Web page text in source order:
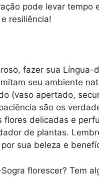
pode levar tempo
resiliência!
fazer sua
seu ambiente
(vaso apertado,
são os
delicadas e
de plantas.
sua beleza e
florescer? Tem